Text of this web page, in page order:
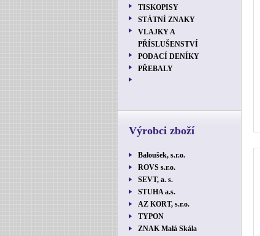
TISKOPISY
STÁTNÍ ZNAKY
VLAJKY A
PŘÍSLUŠENSTVÍ
PODACÍ DENÍKY
PŘEBALY
Výrobci zboží
Baloušek, s.r.o.
ROVS s.r.o.
SEVT, a. s.
STUHA a.s.
AZ KORT, s.r.o.
TYPON
ZNAK Malá Skála